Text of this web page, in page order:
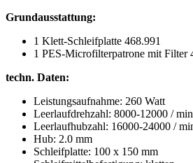
Grundausstattung:
1 Klett-Schleifplatte 468.991
1 PES-Microfilterpatrone mit Filter
techn. Daten:
Leistungsaufnahme: 260 Watt
Leerlaufdrehzahl: 8000-12000 / min
Leerlaufhubzahl: 16000-24000 /
Hub: 2.0 mm
Schleifplatte: 100 x 150 mm